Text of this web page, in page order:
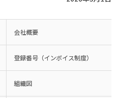
会社概要
登録番号（インボイス制度）
組織図